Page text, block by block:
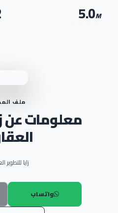
5.0M
ملف
معلومات عن
زايا للتطوير
واتساب